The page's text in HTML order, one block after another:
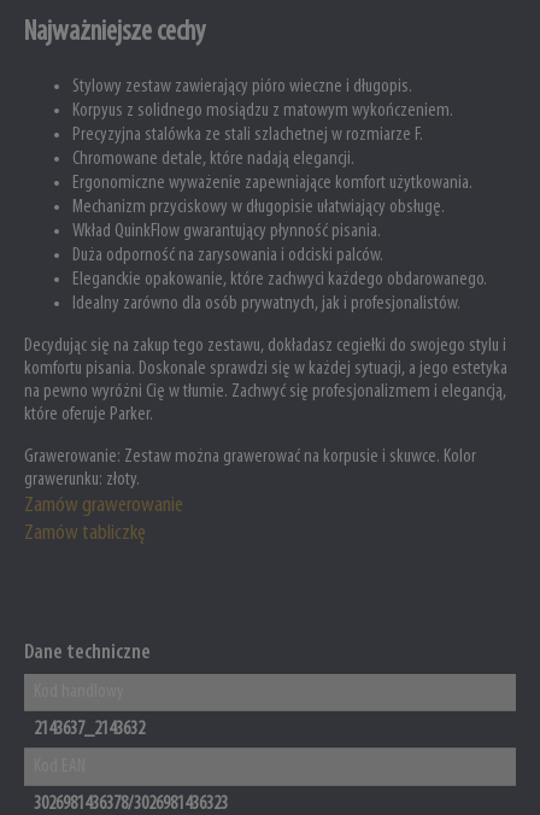
Najważniejsze cechy
Stylowy zestaw zawierający pióro wieczne i długopis.
Korpyus z solidnego mosiądzu z matowym wykończeniem.
Precyzyjna stalówka ze stali szlachetnej w rozmiarze F.
Chromowane detale, które nadają elegancji.
Ergonomiczne wyważenie zapewniające komfort użytkowania.
Mechanizm przyciskowy w długopisie ułatwiający obsługę.
Wkład QuinkFlow gwarantujący płynność pisania.
Duża odporność na zarysowania i odciski palców.
Eleganckie opakowanie, które zachwyci każdego obdarowanego.
Idealny zarówno dla osób prywatnych, jak i profesjonalistów.
Decydując się na zakup tego zestawu, dokładasz cegiełki do swojego stylu i
komfortu pisania. Doskonale sprawdzi się w każdej sytuacji, a jego estetyka
na pewno wyróżni Cię w tłumie. Zachwyć się profesjonalizmem i elegancją,
które oferuje Parker.
Grawerowanie: Zestaw można grawerować na korpusie i skuwce. Kolor
grawerunku: złoty.
Zamów grawerowanie
Zamów tabliczkę
Dane techniczne
2143637_2143632
3026981436378/3026981436323